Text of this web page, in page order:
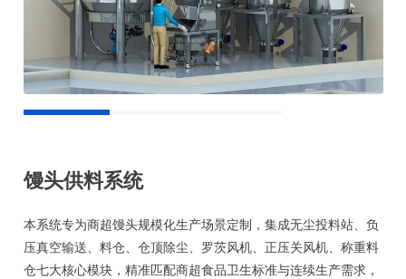
馒头供料系统
本系统专为商超馒头规模化生产场景定制，集成无尘投料站、负
压真空输送、料仓、仓顶除尘、罗茨风机、正压关风机、称重料
仓七大核心模块，精准匹配商超食品卫生标准与连续生产需求，